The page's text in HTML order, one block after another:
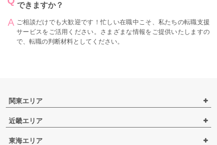
できますか？
ご相談だけでも大歓迎です！忙しい在職中こそ、私たちの転職支援
サービスをご活用ください。さまざまな情報をご提供いたしますの
で、転職の判断材料としてください。
関東エリア
近畿エリア
東海エリア